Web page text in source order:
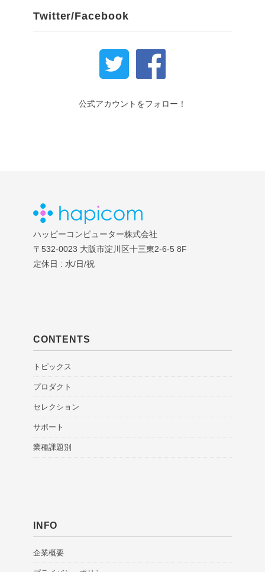
Twitter/Facebook
公式アカウントをフォロー！
ハッピーコンピューター株式会社
〒532-0023 大阪市淀川区十三東2-6-5 8F
定休日 : 水/日/祝
CONTENTS
トピックス
プロダクト
セレクション
サポート
業種課題別
INFO
企業概要